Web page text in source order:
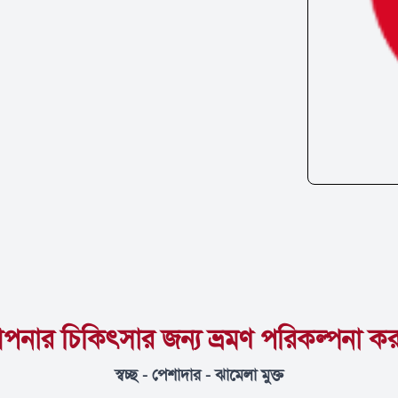
চিকিৎসার জন্য ভ্রমণ পরিকল্পনা
স্বচ্ছ - পেশাদার - ঝামেলা মুক্ত